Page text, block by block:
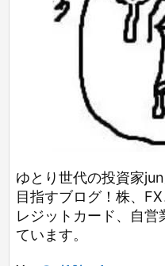
ゆとり世代の投資家
目指すブログ！株、
レジットカード、自
ています。